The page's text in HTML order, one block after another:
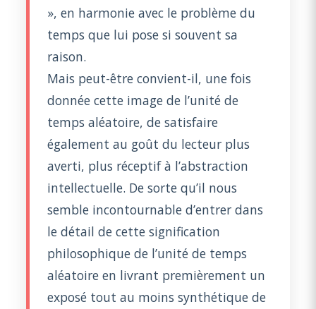
», en harmonie avec le problème du
temps que lui pose si souvent sa
raison.
Mais peut-être convient-il, une fois
donnée cette image de l’unité de
temps aléatoire, de satisfaire
également au goût du lecteur plus
averti, plus réceptif à l’abstraction
intellectuelle. De sorte qu’il nous
semble incontournable d’entrer dans
le détail de cette signification
philosophique de l’unité de temps
aléatoire en livrant premièrement un
exposé tout au moins synthétique de